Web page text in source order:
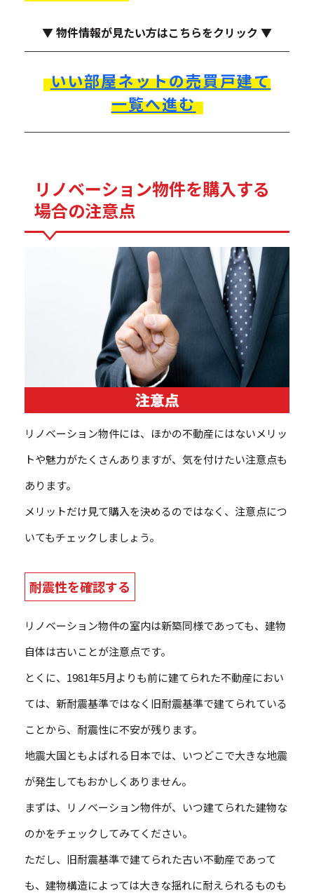
▼ 物件情報が見たい方はこちらをクリック ▼
いい部屋ネットの売買戸建て
一覧へ進む
リノベーション物件を購入する
場合の注意点
リノベーション物件には、ほかの不動産にはないメリッ
トや魅力がたくさんありますが、気を付けたい注意点も
あります。
メリットだけ見て購入を決めるのではなく、注意点につ
いてもチェックしましょう。
耐震性を確認する
リノベーション物件の室内は新築同様であっても、建物
自体は古いことが注意点です。
とくに、1981年5月よりも前に建てられた不動産におい
ては、新耐震基準ではなく旧耐震基準で建てられている
ことから、耐震性に不安が残ります。
地震大国ともよばれる日本では、いつどこで大きな地震
が発生してもおかしくありません。
まずは、リノベーション物件が、いつ建てられた建物な
のかをチェックしてみてください。
ただし、旧耐震基準で建てられた古い不動産であって
も、建物構造によっては大きな揺れに耐えられるものも